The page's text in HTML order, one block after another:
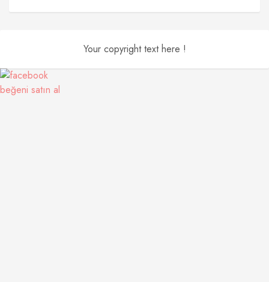
Your copyright text here !